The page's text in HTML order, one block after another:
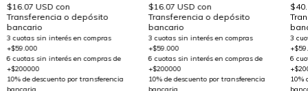
$16.07 USD con
Transferencia o depósito
bancario
$16.07 USD con
Transferencia o depósito
bancario